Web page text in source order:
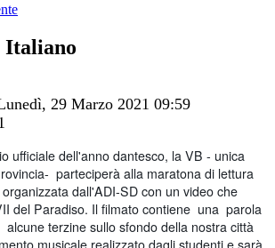
29 Marzo 2021 09:59
ufficiale dell'anno dantesco, la VB - unica
parteciperà alla maratona di lettura
organizzata dall'ADI-SD con un video che
del Paradiso. Il filmato contiene una parola
terzine sullo sfondo della nostra città